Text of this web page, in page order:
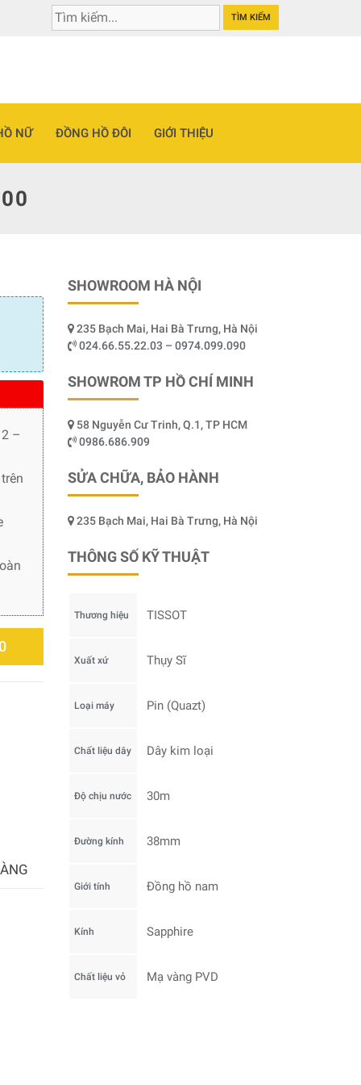
TÌM KIẾM
NỮ ĐỒNG HỒ ĐÔI GIỚI THIỆU
–
SHOWROOM HÀ NỘI
235 Bạch Mai, Hai Bà Trưng, Hà Nội
024.66.55.22.03 – 0974.099.090
SHOWROM TP HỒ CHÍ MINH
58 Nguyễn Cư Trinh, Q.1, TP HCM
0986.686.909
SỬA CHỮA, BẢO HÀNH
235 Bạch Mai, Hai Bà Trưng, Hà Nội
THÔNG SỐ KỸ THUẬT
Thương hiệu TISSOT
Xuất xứ Thụy Sĩ
Loại máy Pin (Quazt)
Chất liệu dây Dây kim loại
Độ chịu nước 30m
Đường kính 38mm
Giới tính Đồng hồ nam
Kính Sapphire
Chất liệu vỏ Mạ vàng PVD